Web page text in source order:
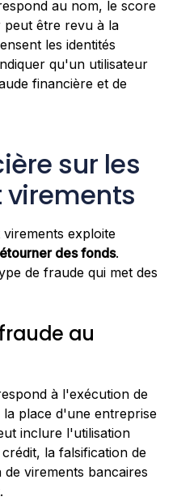
au nom, le score
peut être revu à la
les identités
qu'un utilisateur
financière et de
sur les
exploite
des fonds.
de fraude qui met des
au
à l'exécution de
place d'une entreprise
inclure l'utilisation
la falsification de
virements bancaires